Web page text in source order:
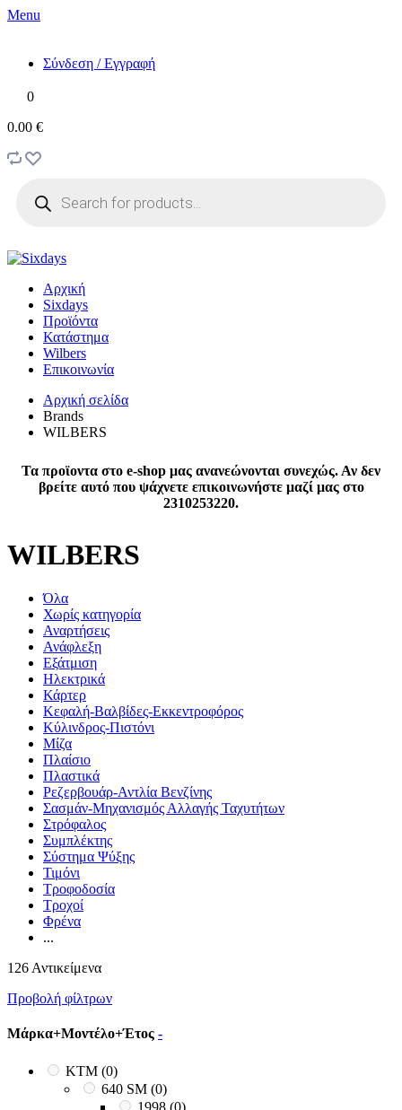
Menu
Σύνδεση / Εγγραφή
0
0.00 €
search
Αρχική
Sixdays
Προϊόντα
Κατάστημα
Wilbers
Επικοινωνία
Αρχική σελίδα
Brands
WILBERS
Τα προϊοντα στο e-shop μας ανανεώνονται συνεχώς. Αν δεν
βρείτε αυτό που ψάχνετε επικοινωνήστε μαζί μας στο
2310253220.
WILBERS
Όλα
Χωρίς κατηγορία
Αναρτήσεις
Ανάφλεξη
Εξάτμιση
Ηλεκτρικά
Κάρτερ
Κεφαλή-Βαλβίδες-Εκκεντροφόρος
Κύλινδρος-Πιστόνι
Μίζα
Πλαίσιο
Πλαστικά
Ρεζερβουάρ-Αντλία Βενζίνης
Σασμάν-Μηχανισμός Αλλαγής Ταχυτήτων
Στρόφαλος
Συμπλέκτης
Σύστημα Ψύξης
Τιμόνι
Τροφοδοσία
Τροχοί
Φρένα
...
126 Αντικείμενα
Προβολή φίλτρων
Μάρκα+Μοντέλο+Έτος -
KTM (0)
640 SM (0)
1998 (0)